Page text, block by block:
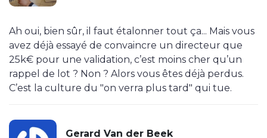
Ah oui, bien sûr, il faut étalonner tout ça... Mais vous
avez déjà essayé de convaincre un directeur que
25k€ pour une validation, c’est moins cher qu’un
rappel de lot ? Non ? Alors vous êtes déjà perdus.
C’est la culture du "on verra plus tard" qui tue.
Gerard Van der Beek